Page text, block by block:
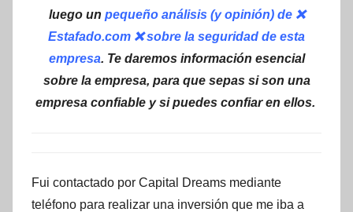
luego un pequeño análisis (y opinión) de ❌
Estafado.com ❌ sobre la seguridad de esta
empresa. Te daremos información esencial
sobre la empresa, para que sepas si son una
empresa confiable y si puedes confiar en ellos.
Fui contactado por Capital Dreams mediante
teléfono para realizar una inversión que me iba a